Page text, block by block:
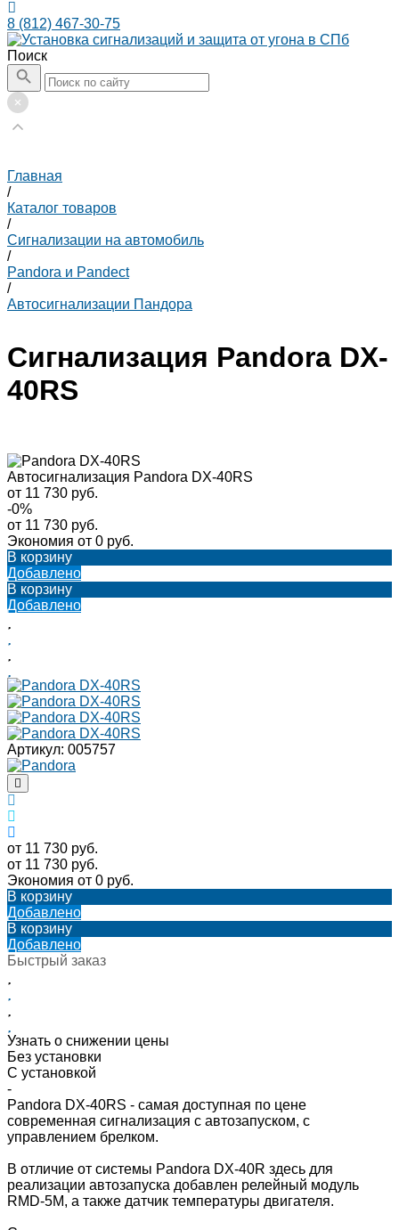
8 (812) 467-30-75
Поиск
Главная
/
Каталог товаров
/
Сигнализации на автомобиль
/
Pandora и Pandect
/
Автосигнализации Пандора
Сигнализация Pandora DX-
40RS
Автосигнализация Pandora DX-40RS
от 11 730 руб.
-0%
от 11 730 руб.
Экономия от 0 руб.
В корзину
Добавлено
В корзину
Добавлено
Артикул: 005757
от 11 730 руб.
от 11 730 руб.
Экономия от 0 руб.
В корзину
Добавлено
В корзину
Добавлено
Быстрый заказ
Узнать о снижении цены
Без установки
С установкой
-
Pandora DX-40RS - самая доступная по цене
современная сигнализация с автозапуском, с
управлением брелком.
В отличие от системы Pandora DX-40R здесь для
реализации автозапуска добавлен релейный модуль
RMD-5M, а также датчик температуры двигателя.